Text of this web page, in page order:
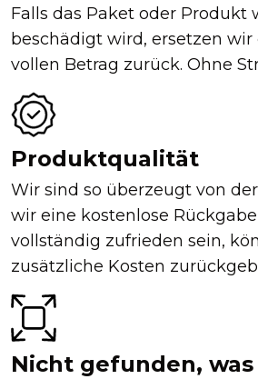
Falls das Paket oder Produkt
beschädigt wird, ersetzen
vollen Betrag zurück. Ohne
Produktqualität
Wir sind so überzeugt von
wir eine kostenlose
vollständig zufrieden sein,
zusätzliche Kosten
Nicht gefunden, was